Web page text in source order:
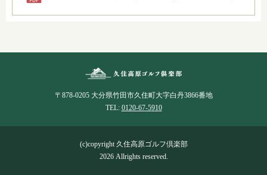
〒878-0205 大分県竹田市久住町大字白丹3866番地
TEL: 0120-67-5910
(c)copyright 久住高原ゴルフ倶楽部
2026 Allrights reserved.